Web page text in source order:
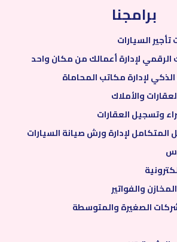
برامجنا
السيارات
لإدارة مكاتب المحاماة
والأملاك
وتسجيل العقارات
المتكامل لإدارة ورش صيانة السيارات
والفواتير
الصغيرة والمتوسطة